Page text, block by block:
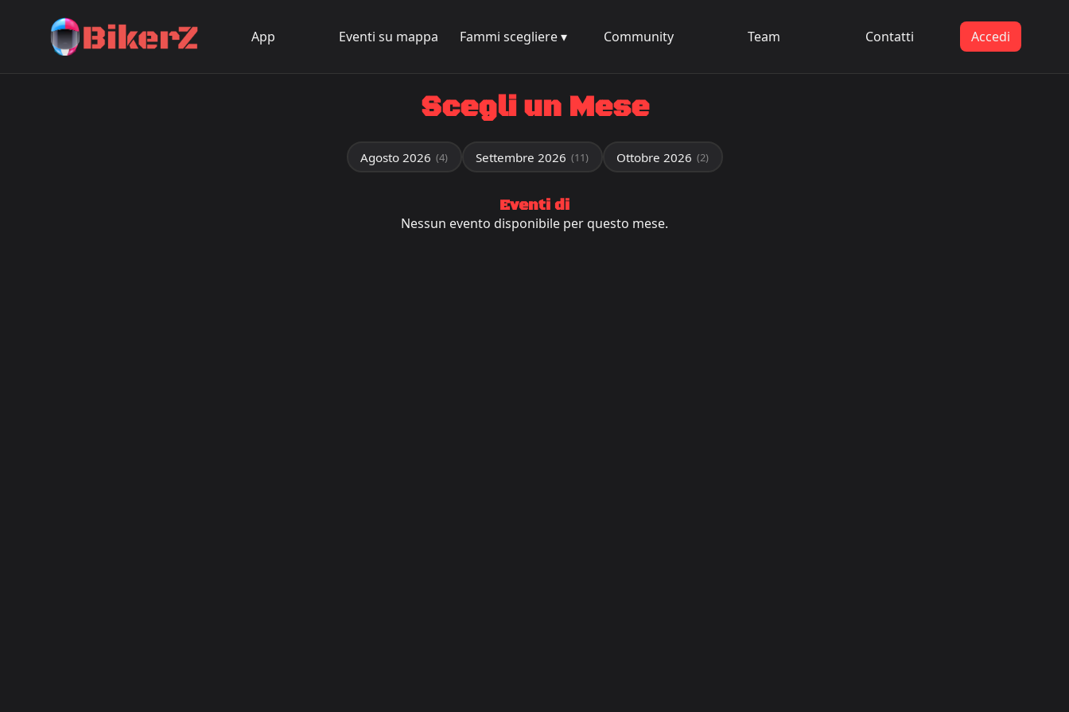
App Eventi su mappa Fammi scegliere ▾ Community Team Contatti Accedi
Scegli un Mese
Agosto 2026 (4) Settembre 2026 (11) Ottobre 2026 (2)
Eventi di
Nessun evento disponibile per questo mese.